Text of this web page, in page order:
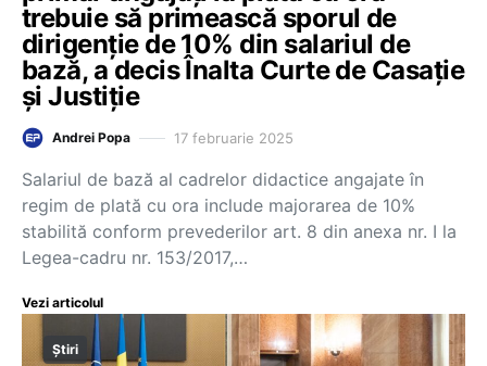
trebuie să primească sporul de
dirigenție de 10% din salariul de
bază, a decis Înalta Curte de Casație
și Justiție
Andrei Popa 17 februarie 2025
Salariul de bază al cadrelor didactice angajate în
regim de plată cu ora include majorarea de 10%
stabilită conform prevederilor art. 8 din anexa nr. I la
Legea-cadru nr. 153/2017,…
Vezi articolul
Știri